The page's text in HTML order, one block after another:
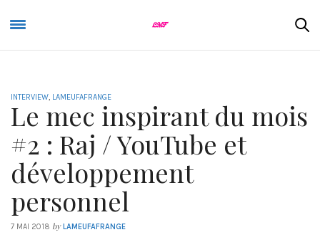
INTERVIEW, LAMEUFAFRANGE
Le mec inspirant du mois
#2 : Raj / YouTube et
développement
personnel
7 MAI 2018 by LAMEUFAFRANGE